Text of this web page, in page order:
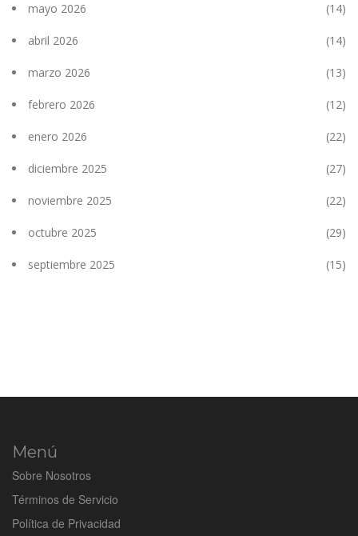
mayo 2026 (14)
abril 2026 (14)
marzo 2026 (13)
febrero 2026 (12)
enero 2026 (22)
diciembre 2025 (27)
noviembre 2025 (22)
octubre 2025 (29)
septiembre 2025 (15)
Menú
Sobre Nosotros
Términos de Servicio
Política de Privacidad